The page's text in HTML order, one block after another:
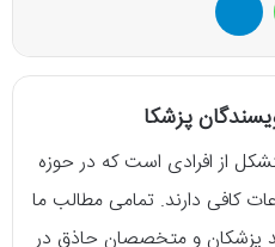
پزشکا
از افرادی است که در حوزه
کافی دارند. تمامی مطالب ما
پزشکان و متخصصان حاذق در